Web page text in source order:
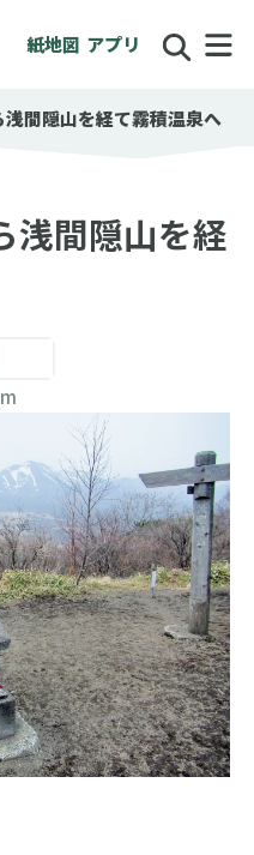
紙地図 アプリ
間隠山を経て霧積温泉へ
浅間隠山を経